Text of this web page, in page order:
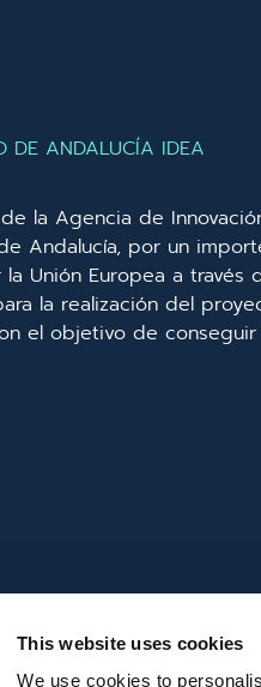
This website uses cookies
We use cookies to
DE ANDALUCÍA IDEA
la Agencia de
Andalucía, por un
Unión Europea a través
la realización del
con el objetivo de